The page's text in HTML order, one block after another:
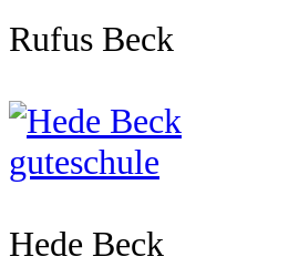
Rufus Beck
Hede Beck